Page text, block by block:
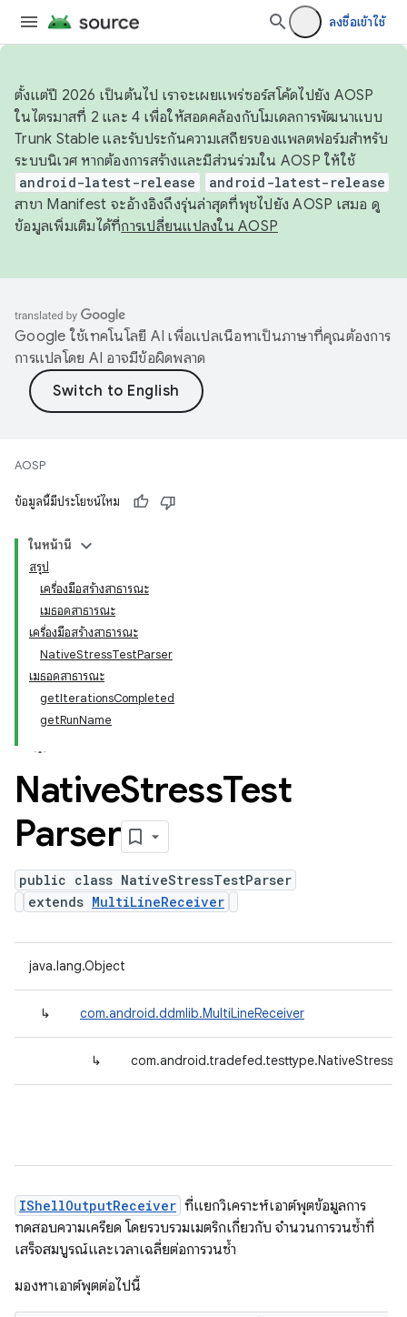
ลงชื่อเข้าใช้
ตั้งแต่ปี 2026 เป็นต้นไป เราจะเผยแพร่ซอร์สโค้ดไปยัง AOSP
ในไตรมาสที่ 2 และ 4 เพื่อให้สอดคล้องกับโมเดลการพัฒนาแบบ
Trunk Stable และรับประกันความเสถียรของแพลตฟอร์มสำหรับ
ระบบนิเวศ หากต้องการสร้างและมีส่วนร่วมใน AOSP ให้ใช้
android-latest-release android-latest-release
สาขา Manifest จะอ้างอิงถึงรุ่นล่าสุดที่พุชไปยัง AOSP เสมอ ดู
ข้อมูลเพิ่มเติมได้ที่การเปลี่ยนแปลงใน AOSP
Google ใช้เทคโนโลยี AI เพื่อแปลเนื้อหาเป็นภาษาที่คุณต้องการ
การแปลโดย AI อาจมีข้อผิดพลาด
AOSP
ข้อมูลนี้มีประโยชน์ไหม
ในหน้านี้
สรุป
เครื่องมือสร้างสาธารณะ
เมธอดสาธารณะ
เครื่องมือสร้างสาธารณะ
NativeStressTestParser
เมธอดสาธารณะ
getIterationsCompleted
getRunName
NativeStressTest
Parser
public class NativeStressTestParser
extends MultiLineReceiver
java.lang.Object
↳ com.android.ddmlib.MultiLineReceiver
↳
IShellOutputReceiver ที่แยกวิเคราะห์เอาต์พุตข้อมูลการ
ทดสอบความเครียด โดยรวบรวมเมตริกเกี่ยวกับ จำนวนการวนซ้ำที่
เสร็จสมบูรณ์และเวลาเฉลี่ยต่อการวนซ้ำ
มองหาเอาต์พุตต่อไปนี้